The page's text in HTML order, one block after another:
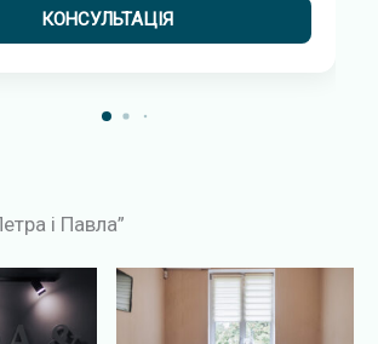
КОНСУЛЬТАЦІЯ
і Павла”